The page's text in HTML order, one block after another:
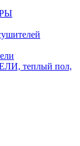
теплый пол,